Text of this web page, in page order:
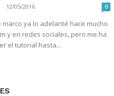
- 12/05/2016 0
y en redes sociales, pero me ha
el tutorial hasta...